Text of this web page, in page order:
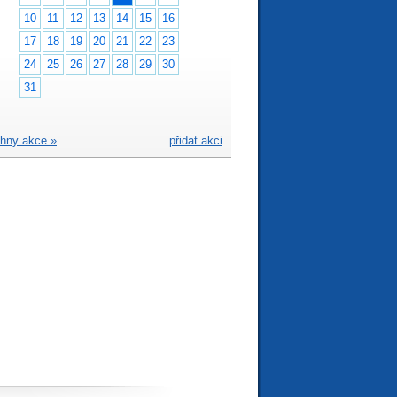
10
11 12 13 14 15
16
17
18 19 20 21 22
23
24
25 26 27 28 29
30
31
přidat akci
akce »